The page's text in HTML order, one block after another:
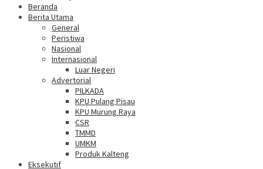
Beranda
Berita Utama
General
Peristiwa
Nasional
Internasional
Luar Negeri
Advertorial
PILKADA
KPU Pulang Pisau
KPU Murung Raya
CSR
TMMD
UMKM
Produk Kalteng
Eksekutif